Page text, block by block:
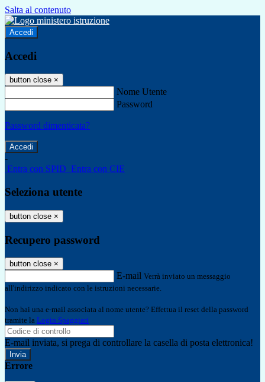
Salta al contenuto
Accedi
Accedi
button close ×
Nome Utente
Password
Password dimenticata?
-
Entra con SPID Entra con CIE
Seleziona utente
button close ×
Recupero password
button close ×
E-mail Verrà inviato un messaggio
all'indirizzo indicato con le istruzioni necessarie.
Non hai una e-mail associata al nome utente? Effettua il reset della password
tramite la Login Spaggiari
E-mail inviata, si prega di controllare la casella di posta elettronica!
Errore